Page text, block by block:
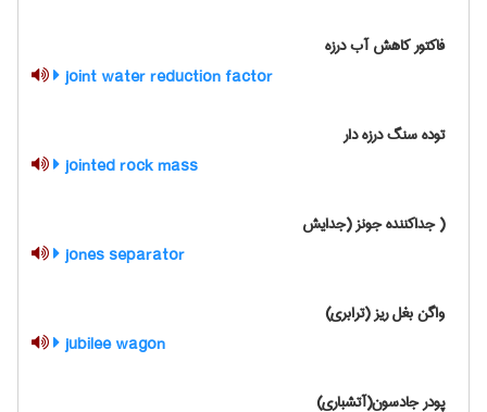
فاکتور کاهش آب درزه
joint water reduction factor
توده سنگ درزه دار
jointed rock mass
( جداکننده جونز (جدایش
jones separator
واگن بغل ریز (ترابری)
jubilee wagon
پودر جادسون(آتشباری)